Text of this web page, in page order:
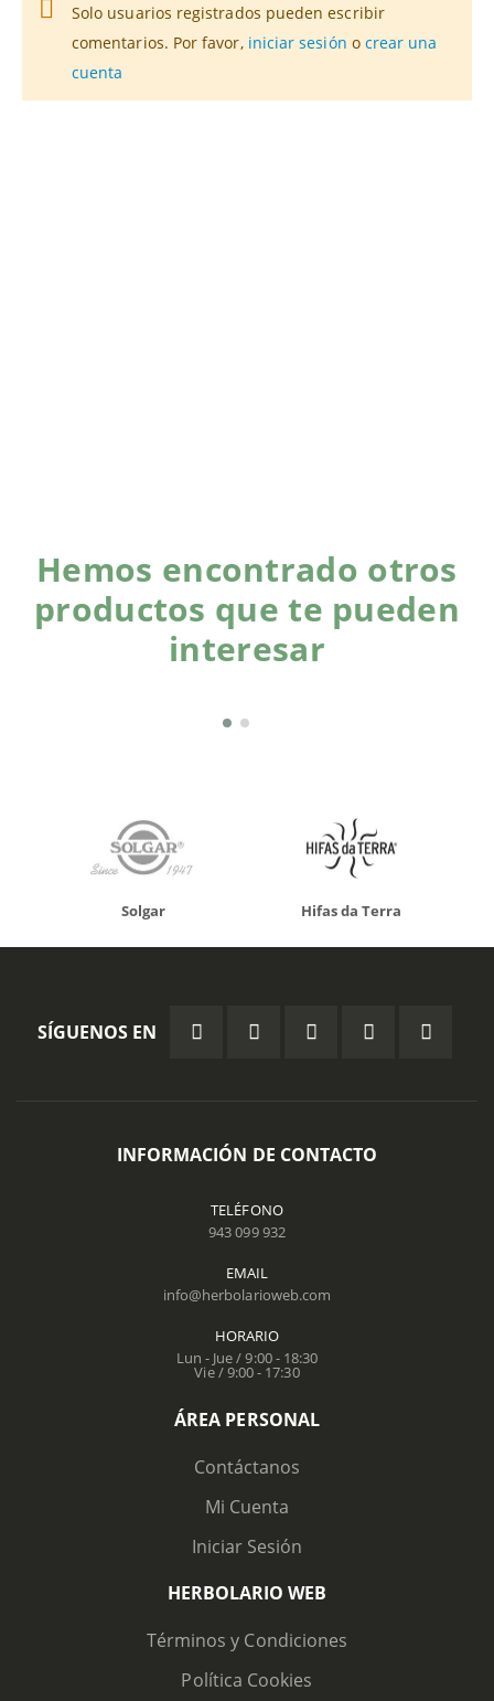
Solo usuarios registrados pueden escribir
comentarios. Por favor, iniciar sesión o crear una
cuenta
Hemos encontrado otros
productos que te pueden
interesar
Solgar Hifas da Terra
SÍGUENOS EN
INFORMACIÓN DE CONTACTO
TELÉFONO
943 099 932
EMAIL
info@herbolarioweb.com
HORARIO
Lun - Jue / 9:00 - 18:30
Vie / 9:00 - 17:30
ÁREA PERSONAL
Contáctanos
Mi Cuenta
Iniciar Sesión
HERBOLARIO WEB
Términos y Condiciones
Política Cookies